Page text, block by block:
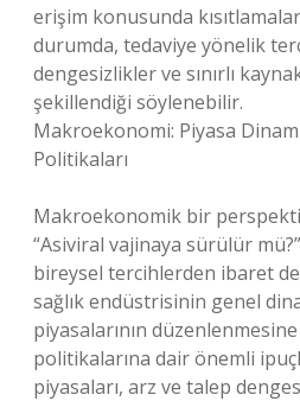
erişim konusunda
durumda, tedaviye yönelik
dengesizlikler ve sınırlı
şekillendiği söylenebilir.
Makroekonomi: Piyasa
Politikaları
Makroekonomik bir
“Asiviral vajinaya sürülür
bireysel tercihlerden ibaret
sağlık endüstrisinin genel
piyasalarının
politikalarına dair önemli
piyasaları, arz ve talep